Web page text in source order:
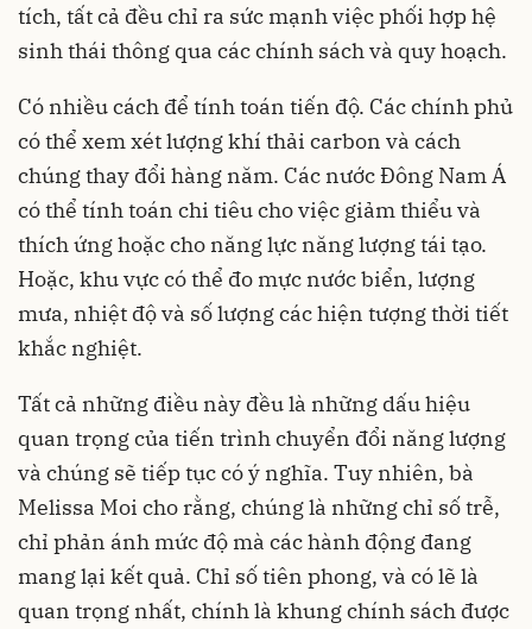
tích, tất cả đều chỉ ra sức mạnh việc phối hợp hệ
sinh thái thông qua các chính sách và quy hoạch.
Có nhiều cách để tính toán tiến độ. Các chính phủ
có thể xem xét lượng khí thải carbon và cách
chúng thay đổi hàng năm. Các nước Đông Nam Á
có thể tính toán chi tiêu cho việc giảm thiểu và
thích ứng hoặc cho năng lực năng lượng tái tạo.
Hoặc, khu vực có thể đo mực nước biển, lượng
mưa, nhiệt độ và số lượng các hiện tượng thời tiết
khắc nghiệt.
Tất cả những điều này đều là những dấu hiệu
quan trọng của tiến trình chuyển đổi năng lượng
và chúng sẽ tiếp tục có ý nghĩa. Tuy nhiên, bà
Melissa Moi cho rằng, chúng là những chỉ số trễ,
chỉ phản ánh mức độ mà các hành động đang
mang lại kết quả. Chỉ số tiên phong, và có lẽ là
quan trọng nhất, chính là khung chính sách được